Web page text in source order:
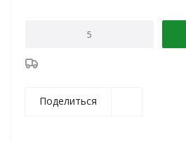
Поделиться